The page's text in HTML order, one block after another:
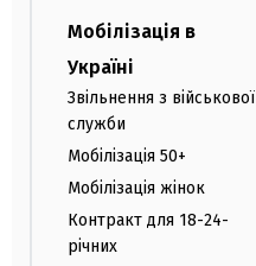
Мобілізація в
Україні
Звільнення з військової
служби
Мобілізація 50+
Мобілізація жінок
Контракт для 18-24-
річних